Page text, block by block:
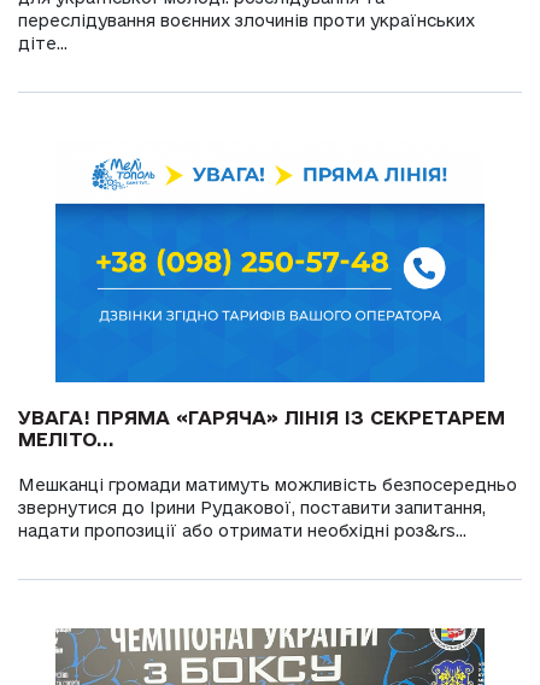
переслідування воєнних злочинів проти українських
діте...
УВАГА! ПРЯМА «ГАРЯЧА» ЛІНІЯ ІЗ СЕКРЕТАРЕМ
МЕЛІТО...
Мешканці громади матимуть можливість безпосередньо
звернутися до Ірини Рудакової, поставити запитання,
надати пропозиції або отримати необхідні роз&rs...